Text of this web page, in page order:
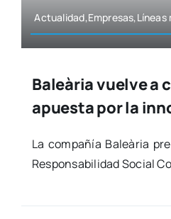
Baleària vuelve a
apuesta por la
La com­pa­ñía Baleà­ria
Res­pon­sa­bi­li­dad Social